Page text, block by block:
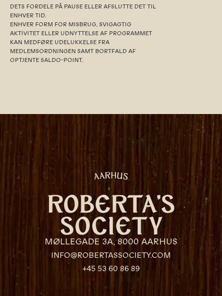
DETS FORDELE PÅ PAUSE ELLER AFSLUTTE DET TIL
ENHVER TID.
ENHVER FORM FOR MISBRUG, SVIGAGTIG
AKTIVITET ELLER UDNYTTELSE AF PROGRAMMET
KAN MEDFØRE UDELUKKELSE FRA
MEDLEMSORDNINGEN SAMT BORTFALD AF
OPTJENTE SALDO-POINT.
MØLLEGADE 3A, 8000 AARHUS
INFO@ROBERTASSOCIETY.COM
+45 53 60 86 89